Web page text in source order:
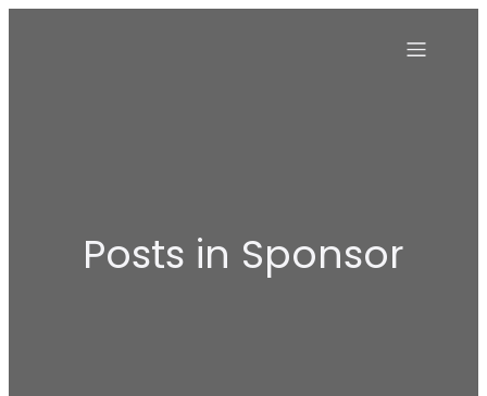
Posts in Sponsor